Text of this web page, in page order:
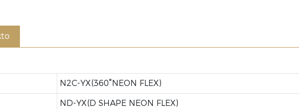
N2C-YX(360°NEON FLEX)
ND-YX(D SHAPE NEON FLEX)